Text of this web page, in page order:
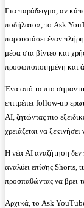
Για παράδειγμα, αν
ποδήλατο», το Ask
παρουσιάσει έναν
μέσα στα βίντεο και
προσωποποιημένη και
Ένα από τα πιο
επιτρέπει follow-up
AI, ζητώντας πιο
χρειάζεται να
Η νέα AI αναζήτηση δεν
αναλύει επίσης Shorts,
προσπαθώντας να βρει
Αρχικά, το Ask YouTube